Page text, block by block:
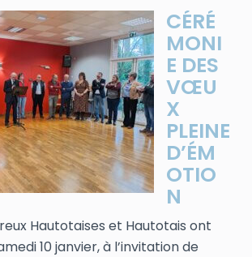
CÉRÉ
MONI
E DES
VŒU
X
PLEINE
D’ÉM
OTIO
N
Hautotaises et Hautotais ont
10 janvier, à l’invitation de